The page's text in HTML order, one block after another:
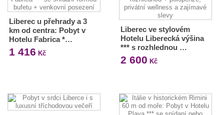
Liberec u přehrady a 3
km od centra: Pobyt v
Hotelu Fabrica *…
1 416 Kč
Liberec ve stylovém
Hotelu Liberecká výšina
*** s rozhlednou …
2 600 Kč